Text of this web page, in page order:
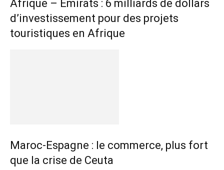
Afrique – Emirats : 6 milliards de dollars
d’investissement pour des projets
touristiques en Afrique
Maroc-Espagne : le commerce, plus fort
que la crise de Ceuta